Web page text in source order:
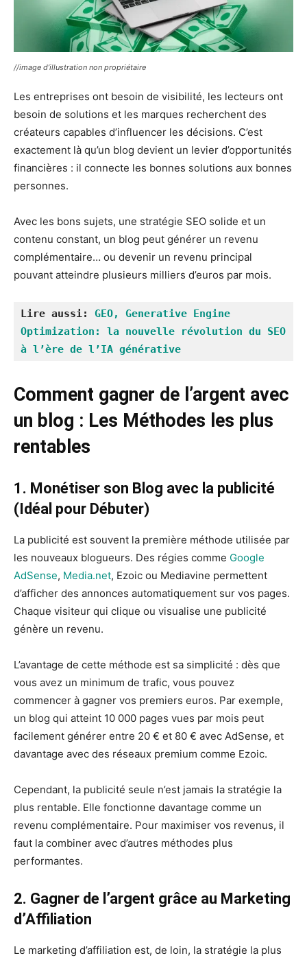
//image d’illustration non propriétaire
Les entreprises ont besoin de visibilité, les lecteurs ont
besoin de solutions et les marques recherchent des
créateurs capables d’influencer les décisions. C’est
exactement là qu’un blog devient un levier d’opportunités
financières : il connecte les bonnes solutions aux bonnes
personnes.
Avec les bons sujets, une stratégie SEO solide et un
contenu constant, un blog peut générer un revenu
complémentaire… ou devenir un revenu principal
pouvant atteindre plusieurs milliers d’euros par mois.
Lire aussi: GEO, Generative Engine
Optimization: la nouvelle révolution du SEO
à l’ère de l’IA générative
Comment gagner de l’argent avec
un blog : Les Méthodes les plus
rentables
1. Monétiser son Blog avec la publicité
(Idéal pour Débuter)
La publicité est souvent la première méthode utilisée par
les nouveaux blogueurs. Des régies comme Google
AdSense, Media.net, Ezoic ou Mediavine permettent
d’afficher des annonces automatiquement sur vos pages.
Chaque visiteur qui clique ou visualise une publicité
génère un revenu.
L’avantage de cette méthode est sa simplicité : dès que
vous avez un minimum de trafic, vous pouvez
commencer à gagner vos premiers euros. Par exemple,
un blog qui atteint 10 000 pages vues par mois peut
facilement générer entre 20 € et 80 € avec AdSense, et
davantage avec des réseaux premium comme Ezoic.
Cependant, la publicité seule n’est jamais la stratégie la
plus rentable. Elle fonctionne davantage comme un
revenu complémentaire. Pour maximiser vos revenus, il
faut la combiner avec d’autres méthodes plus
performantes.
2. Gagner de l’argent grâce au Marketing
d’Affiliation
Le marketing d’affiliation est, de loin, la stratégie la plus